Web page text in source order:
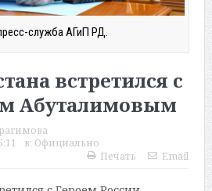
служба АГиП РД.
встретился с
Абуталимовым
в: Официально
Печать
Email